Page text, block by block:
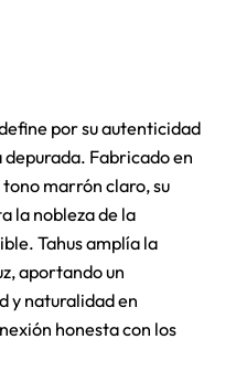
por su autenticidad
Fabricado en
marrón claro, su
la nobleza de la
Tahus amplía la
aportando un
y naturalidad en
honesta con los